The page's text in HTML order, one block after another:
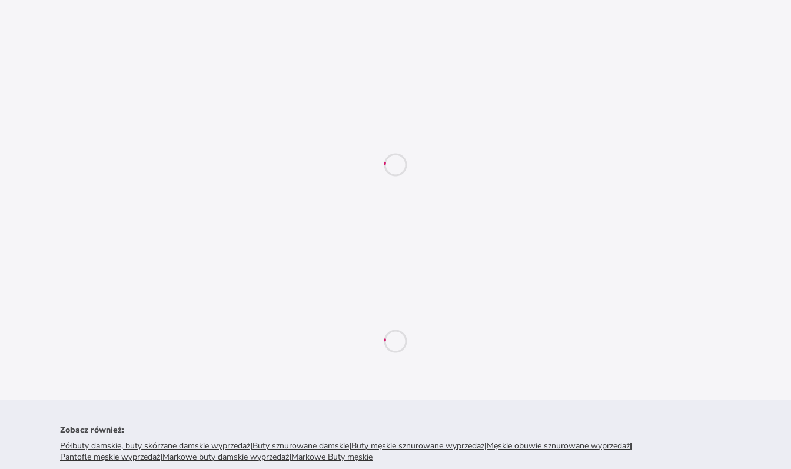
Zobacz również:
Półbuty damskie, buty skórzane damskie wyprzedaż|Buty sznurowane damskie|Buty męskie sznurowane wyprzedaż|Męskie obuwie sznurowane wyprzedaż|
Pantofle męskie wyprzedaż|Markowe buty damskie wyprzedaż|Markowe Buty męskie